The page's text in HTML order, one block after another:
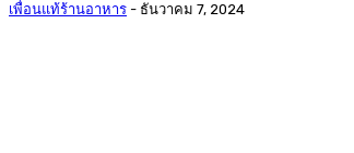
เพื่อนแท้ร้านอาหาร - ธันวาคม 7, 2024